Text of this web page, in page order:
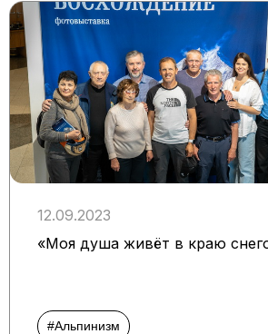
12.09.2023
«Моя душа живёт в краю
#Альпинизм